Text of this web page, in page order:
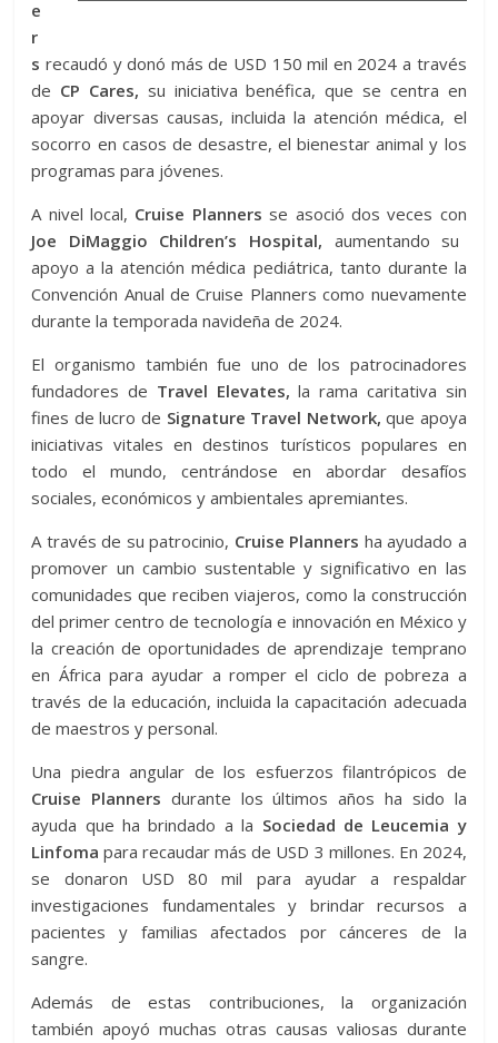
e
r
s recaudó y donó más de USD 150 mil en 2024 a través
de CP Cares, su iniciativa benéfica, que se centra en
apoyar diversas causas, incluida la atención médica, el
socorro en casos de desastre, el bienestar animal y los
programas para jóvenes.
A nivel local, Cruise Planners se asoció dos veces con
Joe DiMaggio Children’s Hospital, aumentando su
apoyo a la atención médica pediátrica, tanto durante la
Convención Anual de Cruise Planners como nuevamente
durante la temporada navideña de 2024.
El organismo también fue uno de los patrocinadores
fundadores de Travel Elevates, la rama caritativa sin
fines de lucro de Signature Travel Network, que apoya
iniciativas vitales en destinos turísticos populares en
todo el mundo, centrándose en abordar desafíos
sociales, económicos y ambientales apremiantes.
A través de su patrocinio, Cruise Planners ha ayudado a
promover un cambio sustentable y significativo en las
comunidades que reciben viajeros, como la construcción
del primer centro de tecnología e innovación en México y
la creación de oportunidades de aprendizaje temprano
en África para ayudar a romper el ciclo de pobreza a
través de la educación, incluida la capacitación adecuada
de maestros y personal.
Una piedra angular de los esfuerzos filantrópicos de
Cruise Planners durante los últimos años ha sido la
ayuda que ha brindado a la Sociedad de Leucemia y
Linfoma para recaudar más de USD 3 millones. En 2024,
se donaron USD 80 mil para ayudar a respaldar
investigaciones fundamentales y brindar recursos a
pacientes y familias afectados por cánceres de la
sangre.
Además de estas contribuciones, la organización
también apoyó muchas otras causas valiosas durante